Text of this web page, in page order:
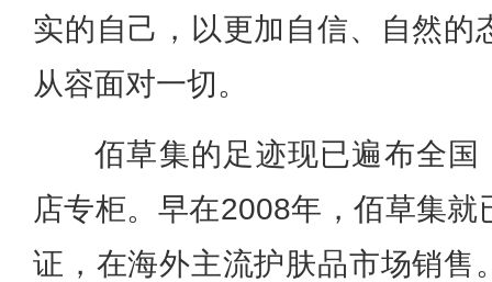
实的自己，以更加自信、自然的
从容面对一切。
佰草集的足迹现已遍布全
店专柜。早在2008年，佰草集
证，在海外主流护肤品市场销售